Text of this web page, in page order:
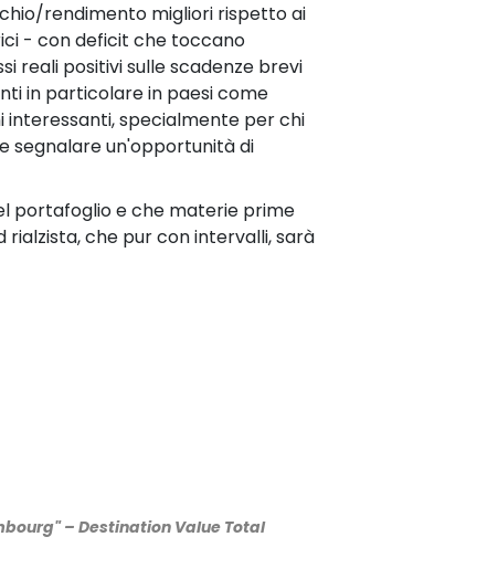
rendimento migliori rispetto ai
- con deficit che toccano
reali positivi sulle scadenze brevi
in particolare in paesi come
interessanti, specialmente per chi
segnalare un'opportunità di
portafoglio e che materie prime
che pur con intervalli, sarà
– Destination Value Total